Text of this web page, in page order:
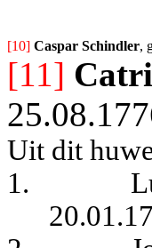
[10] Caspar Schindler,
[11]
Uit dit
1.